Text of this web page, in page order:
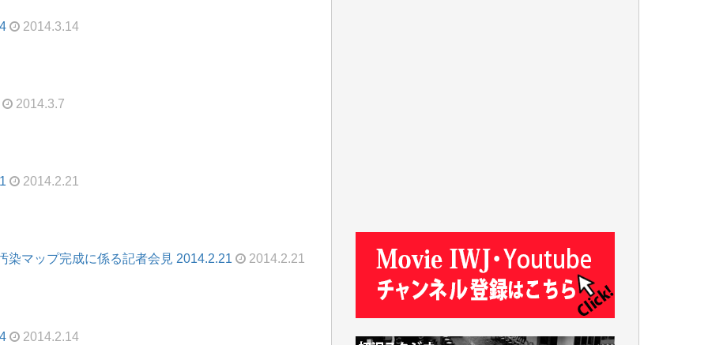
2014.3.14
2014.3.7
2014.2.21
染マップ完成に係る記者会見 2014.2.21 2014.2.21
2014.2.14
ASAKO TAKAESU 様
マシオン恵美香 様
平野智生 様
山本賢二 様
吉住俊昭 様